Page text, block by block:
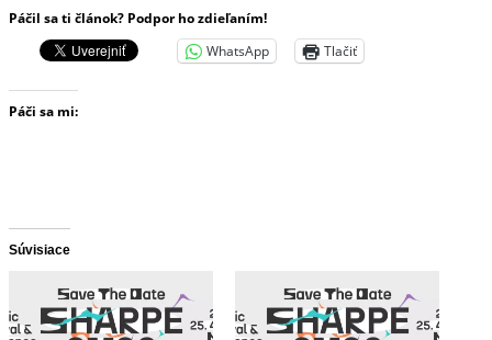
Páčil sa ti článok? Podpor ho zdieľaním!
WhatsApp
Tlačiť
Páči sa mi:
Súvisiace